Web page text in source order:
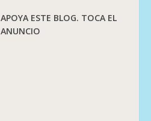
APOYA ESTE BLOG. TOCA EL
ANUNCIO